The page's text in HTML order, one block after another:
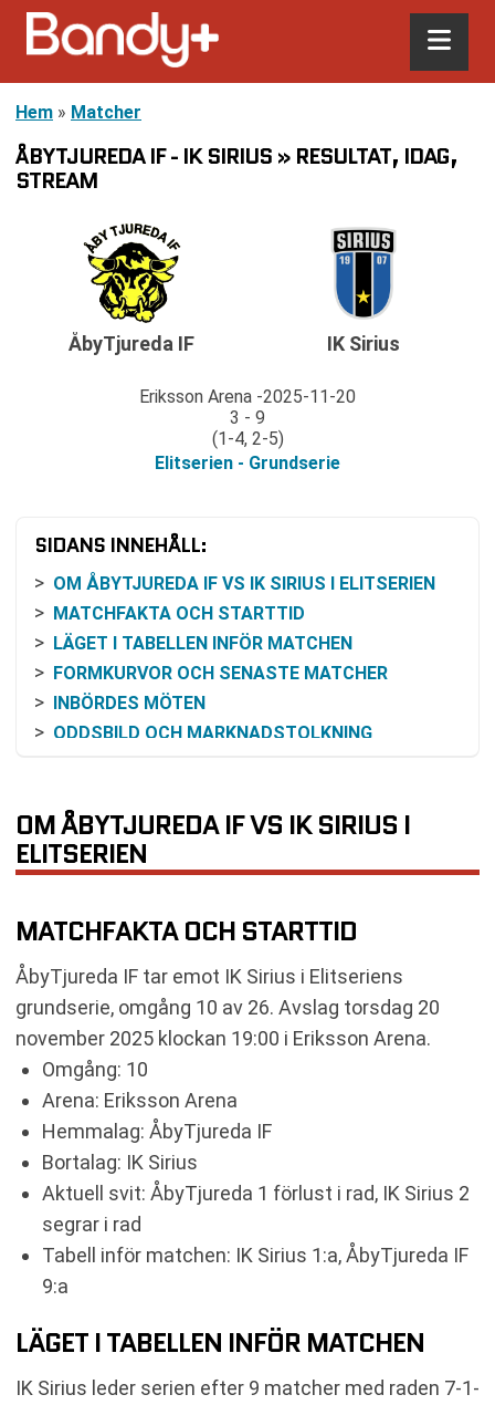
Hem » Matcher
ÅBYTJUREDA IF - IK SIRIUS » RESULTAT, IDAG,
STREAM
ÅbyTjureda IF
Eriksson Arena 2025-11-20
3 - 9
(1-4, 2-5)
Elitserien - Grundserie
IK Sirius
SIDANS INNEHÅLL:
OM ÅBYTJUREDA IF VS IK SIRIUS I ELITSERIEN
MATCHFAKTA OCH STARTTID
LÄGET I TABELLEN INFÖR MATCHEN
FORMKURVOR OCH SENASTE MATCHER
INBÖRDES MÖTEN
ODDSBILD OCH MARKNADSTOLKNING
VANLIGA FRÅGOR OM ÅBYTJUREDA IF VS IK
SIRIUS
SENASTE RESULTAT ÅBYTJUREDA IF
RESULTAT INBÖRDES MÖTEN
TABELL
RELATERADE NYHETER
OM ÅBYTJUREDA IF VS IK SIRIUS I
ELITSERIEN
MATCHFAKTA OCH STARTTID
ÅbyTjureda IF tar emot IK Sirius i Elitseriens
grundserie, omgång 10 av 26. Avslag torsdag 20
november 2025 klockan 19:00 i Eriksson Arena.
Omgång: 10
Arena: Eriksson Arena
Hemmalag: ÅbyTjureda IF
Bortalag: IK Sirius
Aktuell svit: ÅbyTjureda 1 förlust i rad, IK Sirius 2
segrar i rad
Tabell inför matchen: IK Sirius 1:a, ÅbyTjureda IF
9:a
LÄGET I TABELLEN INFÖR MATCHEN
IK Sirius leder serien efter 9 matcher med raden 7-1-